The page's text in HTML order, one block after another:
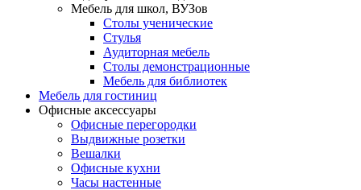
Мебель для школ, ВУЗов
Столы ученические
Стулья
Аудиторная мебель
Столы демонстрационные
Мебель для библиотек
Мебель для гостиниц
Офисные аксессуары
Офисные перегородки
Выдвижные розетки
Вешалки
Офисные кухни
Часы настенные